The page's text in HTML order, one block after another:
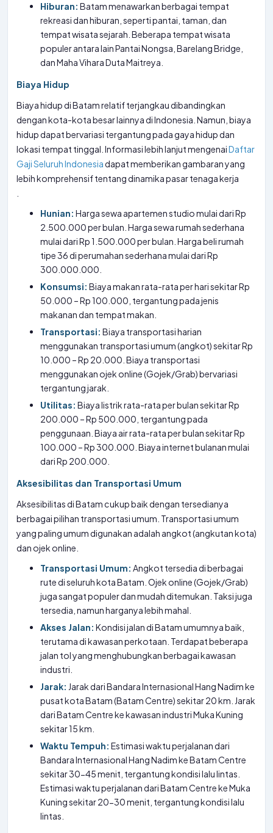
Hiburan: Batam menawarkan berbagai tempat
rekreasi dan hiburan, seperti pantai, taman, dan
tempat wisata sejarah. Beberapa tempat wisata
populer antara lain Pantai Nongsa, Barelang Bridge,
dan Maha Vihara Duta Maitreya.
Biaya Hidup
Biaya hidup di Batam relatif terjangkau dibandingkan
dengan kota-kota besar lainnya di Indonesia. Namun, biaya
hidup dapat bervariasi tergantung pada gaya hidup dan
lokasi tempat tinggal. Informasi lebih lanjut mengenaiDaftar
Gaji Seluruh Indonesiadapat memberikan gambaran yang
lebih komprehensif tentang dinamika pasar tenaga kerja
Hunian: Harga sewa apartemen studio mulai dari Rp
2.500.000 per bulan. Harga sewa rumah sederhana
mulai dari Rp 1.500.000 per bulan. Harga beli rumah
tipe 36 di perumahan sederhana mulai dari Rp
300.000.000.
Konsumsi: Biaya makan rata-rata per hari sekitar Rp
50.000 – Rp 100.000, tergantung pada jenis
makanan dan tempat makan.
Transportasi: Biaya transportasi harian
menggunakan transportasi umum (angkot) sekitar Rp
10.000 – Rp 20.000. Biaya transportasi
menggunakan ojek online (Gojek/Grab) bervariasi
tergantung jarak.
Utilitas: Biaya listrik rata-rata per bulan sekitar Rp
200.000 – Rp 500.000, tergantung pada
penggunaan. Biaya air rata-rata per bulan sekitar Rp
100.000 – Rp 300.000. Biaya internet bulanan mulai
dari Rp 200.000.
Aksesibilitas dan Transportasi Umum
Aksesibilitas di Batam cukup baik dengan tersedianya
berbagai pilihan transportasi umum. Transportasi umum
yang paling umum digunakan adalah angkot (angkutan kota)
dan ojek online.
Transportasi Umum: Angkot tersedia di berbagai
rute di seluruh kota Batam. Ojek online (Gojek/Grab)
juga sangat populer dan mudah ditemukan. Taksi juga
tersedia, namun harganya lebih mahal.
Akses Jalan: Kondisi jalan di Batam umumnya baik,
terutama di kawasan perkotaan. Terdapat beberapa
jalan tol yang menghubungkan berbagai kawasan
industri.
Jarak: Jarak dari Bandara Internasional Hang Nadim ke
pusat kota Batam (Batam Centre) sekitar 20 km. Jarak
dari Batam Centre ke kawasan industri Muka Kuning
sekitar 15 km.
Waktu Tempuh: Estimasi waktu perjalanan dari
Bandara Internasional Hang Nadim ke Batam Centre
sekitar 30-45 menit, tergantung kondisi lalu lintas.
Estimasi waktu perjalanan dari Batam Centre ke Muka
Kuning sekitar 20-30 menit, tergantung kondisi lalu
lintas.